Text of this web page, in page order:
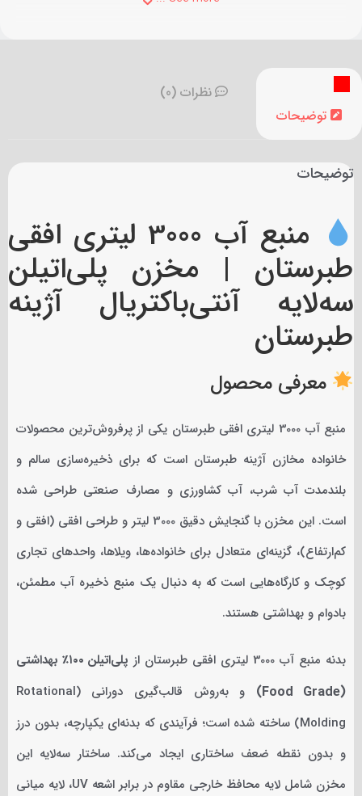
توضیحات
نظرات (0)
توضیحات
منبع آب 3000 لیتری افقی
طبرستان | مخزن پلی‌اتیلن
سه‌لایه آنتی‌باکتریال آژینه
طبرستان
معرفی محصول
منبع آب 3000 لیتری افقی طبرستان یکی از پرفروش‌ترین محصولات
خانواده مخازن آژینه طبرستان است که برای ذخیره‌سازی سالم و
بلندمدت آب شرب، آب کشاورزی و مصارف صنعتی طراحی شده
است. این مخزن با گنجایش دقیق 3000 لیتر و طراحی افقی (افقی و
کم‌ارتفاع)، گزینه‌ای متعادل برای خانواده‌ها، ویلاها، واحدهای تجاری
کوچک و کارگاه‌هایی است که به دنبال یک منبع ذخیره آب مطمئن،
بادوام و بهداشتی هستند.
بدنه منبع آب 3000 لیتری افقی طبرستان از
پلی‌اتیلن ۱۰۰٪ بهداشتی
(Food Grade)
و به‌روش قالب‌گیری دورانی (Rotational
Molding) ساخته شده است؛ فرآیندی که بدنه‌ای یکپارچه، بدون درز
و بدون نقطه ضعف ساختاری ایجاد می‌کند. ساختار سه‌لایه این
مخزن شامل لایه محافظ خارجی مقاوم در برابر اشعه UV، لایه میانی